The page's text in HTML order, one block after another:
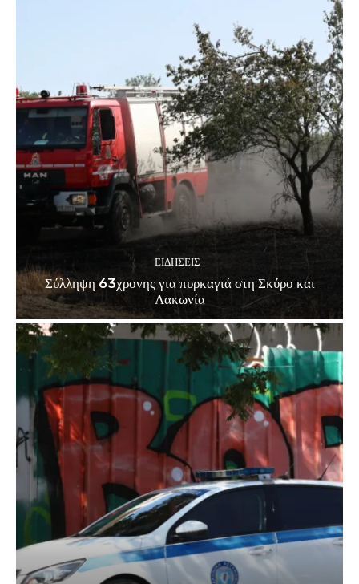
ΕΙΔΗΣΕΙΣ
Σύλληψη 63χρονης για πυρκαγιά στη Σκύρο και
Λακωνία